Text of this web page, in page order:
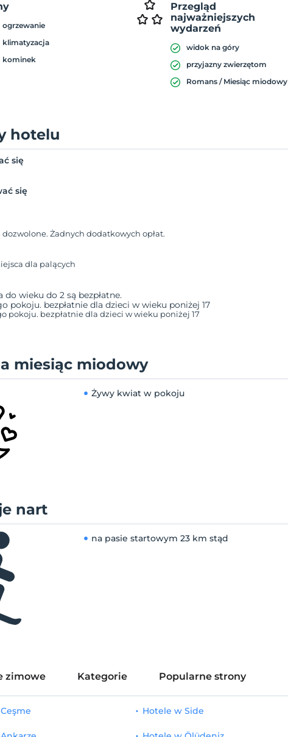
ogrzewanie
klimatyzacja
kominek
Przegląd
najważniejszych
wydarzeń
widok na góry
przyjazny zwierzętom
Romans / Miesiąc miodowy
hotelu
się
się
dozwolone. Żadnych dodatkowych opłat.
dla palących
do wieku do 2 są bezpłatne.
pokoju. bezpłatnie dla dzieci w wieku poniżej 17
pokoju. bezpłatnie dla dzieci w wieku poniżej 17
miesiąc miodowy
Żywy kwiat w pokoju
nart
na pasie startowym 23 km stąd
zimowe Kategorie Popularne strony
Hotele w Side